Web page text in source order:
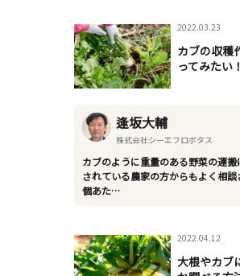
2022.03.23
カブの収穫
ってみたい
逢坂大輔
株式会社シーエフロボタス
カブのように重量のある野菜の運
されている農家の方からもよく相
個あた…
2022.04.12
大根やカブ